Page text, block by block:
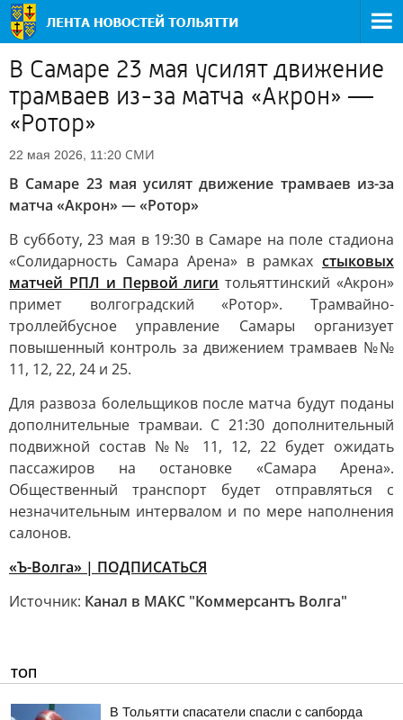
В Самаре 23 мая усилят движение
трамваев из-за матча «Акрон» —
«Ротор»
22 мая 2026, 11:20 СМИ
В Самаре 23 мая усилят движение трамваев из-за
матча «Акрон» — «Ротор»
В субботу, 23 мая в 19:30 в Самаре на поле стадиона
«Солидарность Самара Арена» в рамках стыковых
матчей РПЛ и Первой лиги тольяттинский «Акрон»
примет волгоградский «Ротор». Трамвайно-
троллейбусное управление Самары организует
повышенный контроль за движением трамваев №№
11, 12, 22, 24 и 25.
Для развоза болельщиков после матча будут поданы
дополнительные трамваи. С 21:30 дополнительный
подвижной состав №№ 11, 12, 22 будет ожидать
пассажиров на остановке «Самара Арена».
Общественный транспорт будет отправляться с
незначительным интервалом и по мере наполнения
салонов.
«Ъ-Волга» | ПОДПИСАТЬСЯ
Источник: Канал в МАКС "Коммерсантъ Волга"
ТОП
В Тольятти спасатели спасли с сапборда